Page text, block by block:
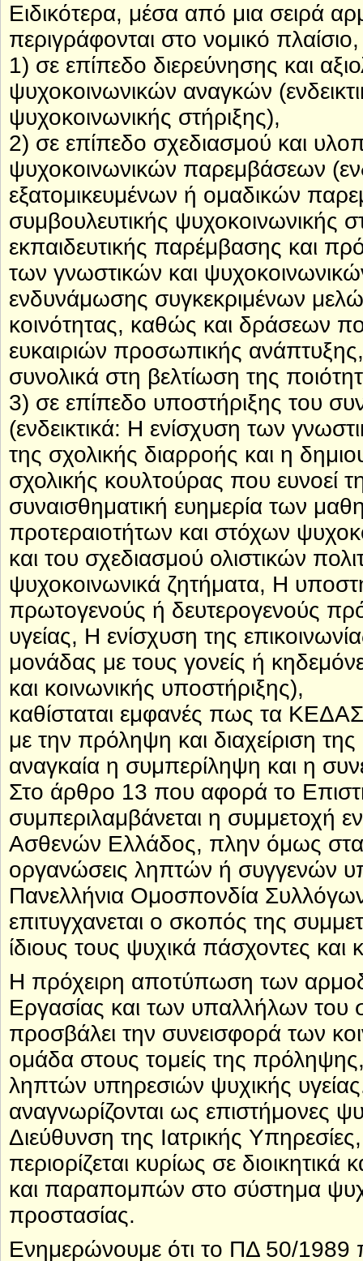
Ειδικότερα, μέσα από μια σειρά
περιγράφονται στο νομικό
1) σε επίπεδο διερεύνησης και
ψυχοκοινωνικών αναγκών
ψυχοκοινωνικής στήριξης),
2) σε επίπεδο σχεδιασμού και
ψυχοκοινωνικών παρεμβάσεων
εξατομικευμένων ή ομαδικών
συμβουλευτικής ψυχοκοινωνικής
εκπαιδευτικής παρέμβασης και
των γνωστικών και
ενδυνάμωσης συγκεκριμένων
κοινότητας, καθώς και δράσεων
ευκαιριών προσωπικής
συνολικά στη βελτίωση της
3) σε επίπεδο υποστήριξης του
(ενδεικτικά: Η ενίσχυση των
της σχολικής διαρροής και η
σχολικής κουλτούρας που ευνοεί
συναισθηματική ευημερία των
προτεραιοτήτων και στόχων
και του σχεδιασμού ολιστικών
ψυχοκοινωνικά ζητήματα, Η
πρωτογενούς ή δευτερογενούς
υγείας, Η ενίσχυση της
μονάδας με τους γονείς ή
και κοινωνικής υποστήριξης),
καθίσταται εμφανές πως τα
με την πρόληψη και διαχείριση
αναγκαία η συμπερίληψη και η
Στο άρθρο 13 που αφορά το
συμπεριλαμβάνεται η
Ασθενών Ελλάδος, πλην όμως στα
οργανώσεις ληπτών ή συγγενών
Πανελλήνια Ομοσπονδία
επιτυγχανεται ο σκοπός της
ίδιους τους ψυχικά πάσχοντες
Η πρόχειρη αποτύπωση των
Εργασίας και των υπαλλήλων
προσβάλει την συνεισφορά των
ομάδα στους τομείς της
ληπτών υπηρεσιών ψυχικής
αναγνωρίζονται ως επιστήμονες
Διεύθυνση της Ιατρικής
περιορίζεται κυρίως σε
και παραπομπών στο σύστημα
προστασίας.
Ενημερώνουμε ότι το ΠΔ 50/1989